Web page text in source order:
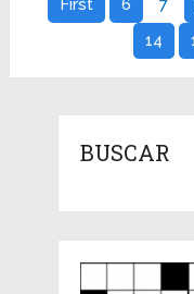
First 6 7
14
BUSCAR